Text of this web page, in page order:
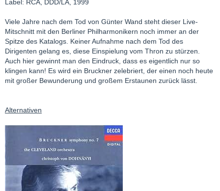
Label: RCA, DDD/LA, 1999
Viele Jahre nach dem Tod von Günter Wand steht dieser Live-
Mitschnitt mit den Berliner Philharmonikern noch immer an der
Spitze des Katalogs. Keiner Aufnahme nach dem Tod des
Dirigenten gelang es, diese Einspielung vom Thron zu stürzen.
Auch hier gewinnt man den Eindruck, dass es eigentlich nur so
klingen kann! Es wird ein Bruckner zelebriert, der einen noch heute
mit großer Bewunderung und großem Erstaunen zurück lässt.
Alternativen